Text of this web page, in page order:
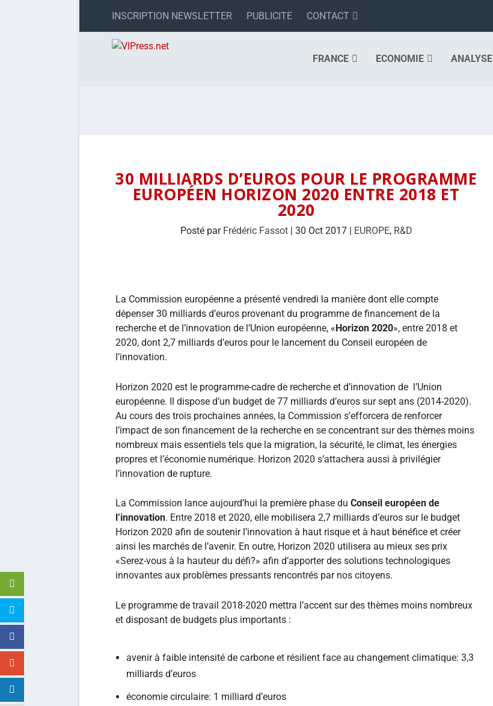
INSCRIPTION NEWSLETTER PUBLICITE CONTACT
FRANCE ECONOMIE ANALYSE
30 MILLIARDS D’EUROS POUR LE PROGRAMME
EUROPÉEN HORIZON 2020 ENTRE 2018 ET
2020
Posté par Frédéric Fassot| 30 Oct 2017| EUROPE, R&D
La Commission européenne a présenté vendredi la manière dont elle compte
dépenser 30 milliards d’euros provenant du programme de financement de la
recherche et de l’innovation de l’Union européenne, «Horizon 2020», entre 2018 et
2020, dont 2,7 milliards d’euros pour le lancement du Conseil européen de
l’innovation.
Horizon 2020 est le programme-cadre de recherche et d’innovation de l’Union
européenne. Il dispose d’un budget de 77 milliards d’euros sur sept ans (2014-2020).
Au cours des trois prochaines années, la Commission s’efforcera de renforcer
l’impact de son financement de la recherche en se concentrant sur des thèmes moins
nombreux mais essentiels tels que la migration, la sécurité, le climat, les énergies
propres et l’économie numérique. Horizon 2020 s’attachera aussi à privilégier
l’innovation de rupture.
La Commission lance aujourd’hui la première phase du Conseil européen de
l’innovation. Entre 2018 et 2020, elle mobilisera 2,7 milliards d’euros sur le budget
Horizon 2020 afin de soutenir l’innovation à haut risque et à haut bénéfice et créer
ainsi les marchés de l’avenir. En outre, Horizon 2020 utilisera au mieux ses prix
«Serez-vous à la hauteur du défi?» afin d’apporter des solutions technologiques
innovantes aux problèmes pressants rencontrés par nos citoyens.
Le programme de travail 2018-2020 mettra l’accent sur des thèmes moins nombreux
et disposant de budgets plus importants :
avenir à faible intensité de carbone et résilient face au changement climatique: 3,3
milliards d’euros
économie circulaire: 1 milliard d’euros